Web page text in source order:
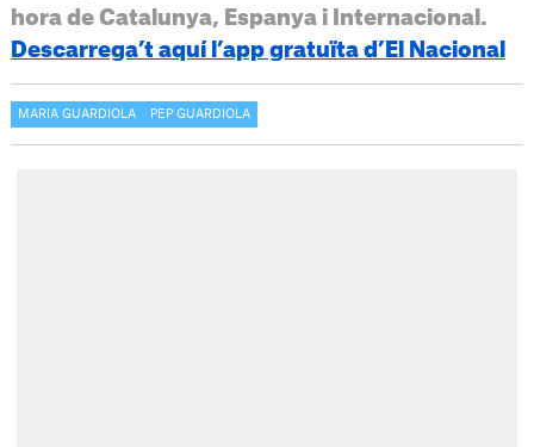
hora de Catalunya, Espanya i Internacional.
Descarrega’t aquí l’app gratuïta d’El Nacional
MARIA GUARDIOLA PEP GUARDIOLA